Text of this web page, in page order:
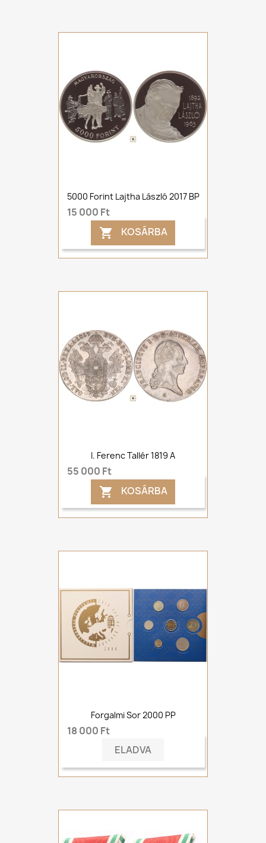
5000 Forint Lajtha László 2017 BP
15 000 Ft
 KOSÁRBA
I. Ferenc Tallér 1819 A
55 000 Ft
 KOSÁRBA
Forgalmi Sor 2000 PP
18 000 Ft
ELADVA